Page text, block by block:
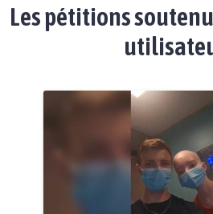
Les pétitions